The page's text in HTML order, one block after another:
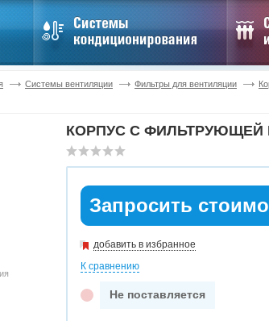
Системы вентиляции Фильтры для вентиляции
КОРПУС С ФИЛЬТРУЮЩЕЙ
Запросить
добавить в избранное
К сравнению
Не поставляется